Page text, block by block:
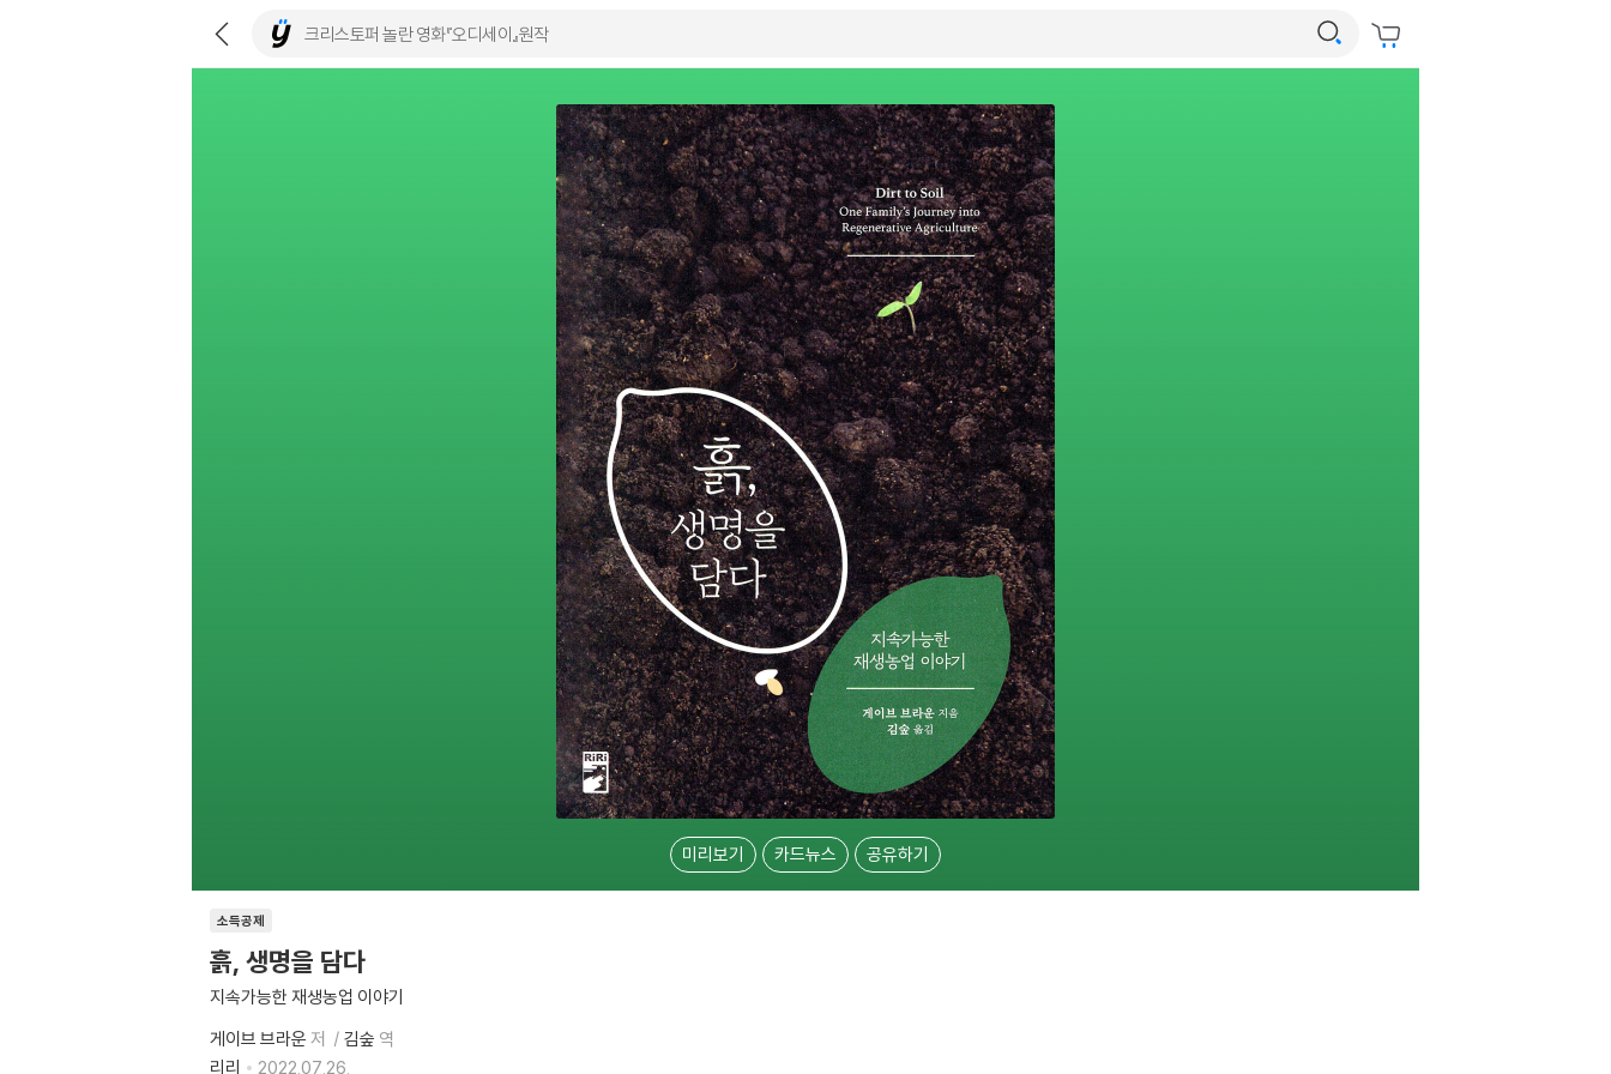
미리보기 카드뉴스 공유하기
소득공제
흙, 생명을 담다
지속가능한 재생농업 이야기
게이브 브라운 저 김숲 역
리리
2022.07.26.